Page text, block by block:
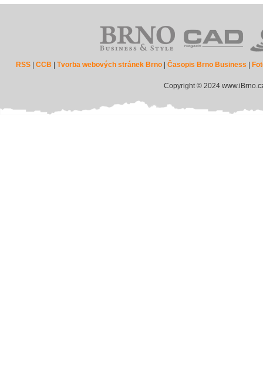
RSS |CCB |Tvorba webových stránek Brno |Časopis Brno Business
Copyright © 2024